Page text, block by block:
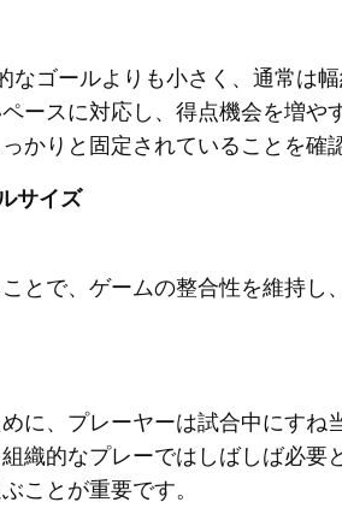
なゴールよりも小さく、通常は
ースに対応し、得点機会を増や
かりと固定されていることを確
サイズ
とで、ゲームの整合性を維持し
に、プレーヤーは試合中にすね
織的なプレーではしばしば必要
ことが重要です。